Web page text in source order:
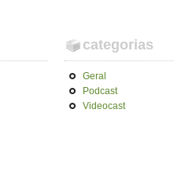
categorias
Geral
Podcast
Videocast